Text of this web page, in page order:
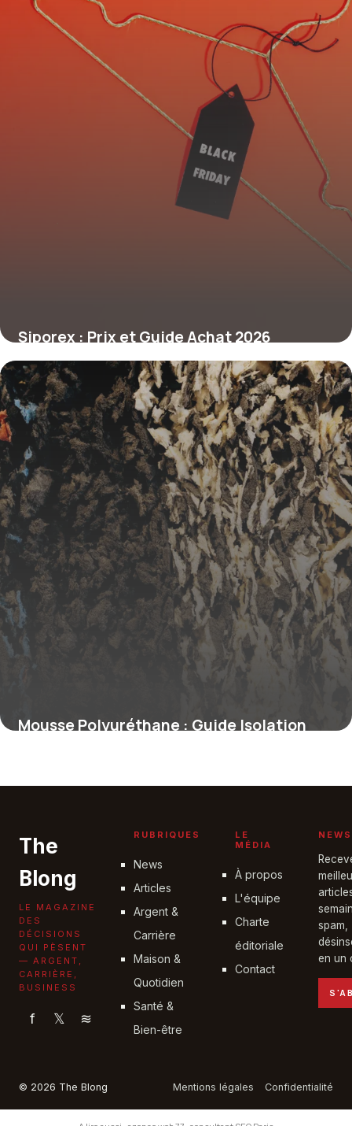
Siporex : Prix et Guide Achat 2026
26 juin 2026
Mousse Polyuréthane : Guide Isolation
The
Blong
LE MAGAZINE
DES
DÉCISIONS
QUI PÈSENT
— ARGENT,
CARRIÈRE,
BUSINESS
f 𝕏 ≋
RUBRIQUES
News
Articles
Argent &
Carrière
Maison &
Quotidien
Santé &
Bien-être
LE
MÉDIA
À propos
L'équipe
Charte
éditoriale
Contact
spam,
en un
© 2026 The Blong Mentions légales Confidentialité